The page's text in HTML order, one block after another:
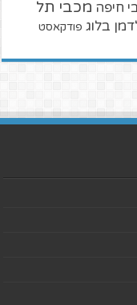
חיפה מכבי תל
בלוג פודקאסט